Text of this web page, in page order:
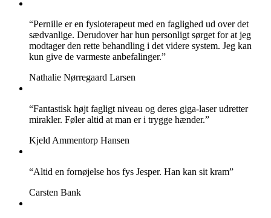
“Pernille er en fysioterapeut med en faglighed ud over det
sædvanlige. Derudover har hun personligt sørget for at jeg
modtager den rette behandling i det videre system. Jeg kan
kun give de varmeste anbefalinger.”
Nathalie Nørregaard Larsen
“Fantastisk højt fagligt niveau og deres giga-laser udretter
mirakler. Føler altid at man er i trygge hænder.”
Kjeld Ammentorp Hansen
“Altid en fornøjelse hos fys Jesper. Han kan sit kram”
Carsten Bank